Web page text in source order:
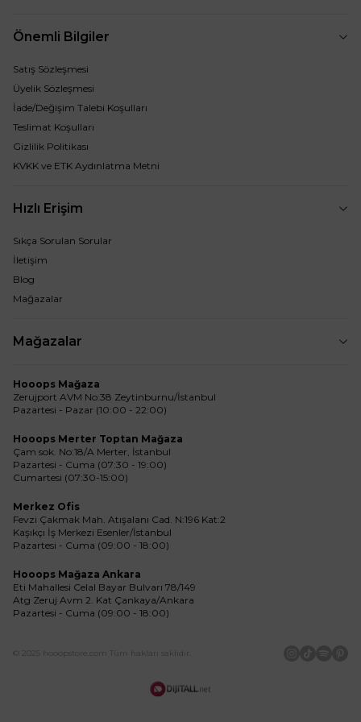
Önemli Bilgiler
Satış Sözleşmesi
Üyelik Sözleşmesi
İade/Değişim Talebi Koşulları
Teslimat Koşulları
Gizlilik Politikası
KVKK ve ETK Aydınlatma Metni
Hızlı Erişim
Sıkça Sorulan Sorular
İletişim
Blog
Mağazalar
Mağazalar
Hooops Mağaza
Zerujport AVM No:38 Zeytinburnu/İstanbul
Pazartesi - Pazar (10:00 - 22:00)
Hooops Merter Toptan Mağaza
Çam sok. No:18/A Merter, İstanbul
Pazartesi - Cuma (07:30 - 19:00)
Cumartesi (07:30-15:00)
Merkez Ofis
Fevzi Çakmak Mah. Atışalanı Cad. N:196 Kat:2
Kaşıkçı İş Merkezi Esenler/İstanbul
Pazartesi - Cuma (09:00 - 18:00)
Hooops Mağaza Ankara
Eti Mahallesi Celal Bayar Bulvarı 78/149
Atg Zeruj Avm 2. Kat Çankaya/Ankara
Pazartesi - Cuma (09:00 - 18:00)
© 2025 hooopstore.com Tüm hakları saklıdır.